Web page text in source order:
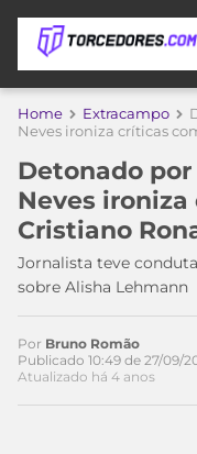
APOSTAS
DE
APOSTA
MELHORES
SITES
DE
APOSTAS
2026
COPA
DO
MUNDO
TIMES
MEU
TIME
Home Extracampo
Neves ironiza críticas
Detonado
Neves
Cristiano
Jornalista teve
sobre Alisha Lehmann
Por Bruno Romão
Publicado 10:49 de 27/09/
Atualizado há 4 anos